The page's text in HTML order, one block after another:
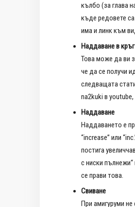
кълбо (за глава
къде редовете
има и линк към
Наддаване в
Това може да ви
че да се получи
следващата
na2kuki в
Наддаване
Наддаването е
“increase” или
постига
с ниски
се прави това.
Свиване
При амигуруми не